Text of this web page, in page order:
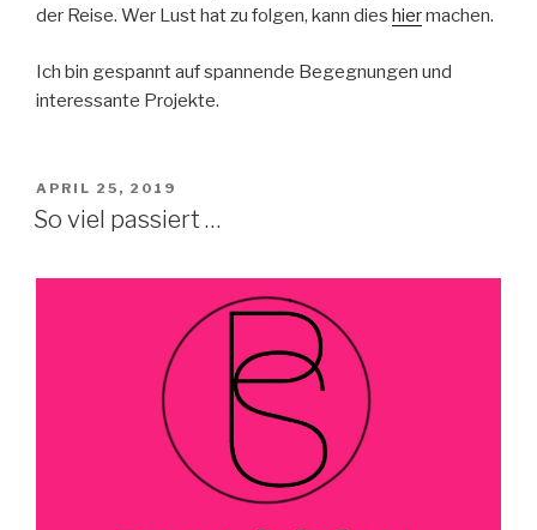
der Reise. Wer Lust hat zu folgen, kann dies hiermachen.
Ich bin gespannt auf spannende Begegnungen und
interessante Projekte.
VERÖFFENTLICHT
AM
APRIL 25, 2019
So viel passiert …